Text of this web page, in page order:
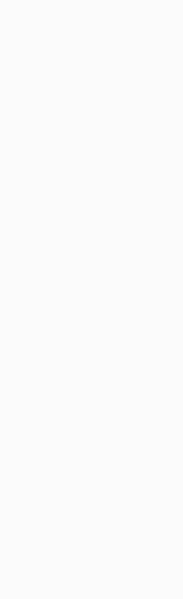
per prevenire le
in estate